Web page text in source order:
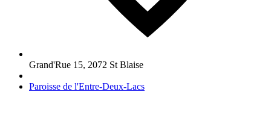
Grand'Rue 15, 2072 St Blaise
Paroisse de l'Entre-Deux-Lacs